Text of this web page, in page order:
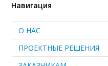
Навигация
О НАС
ПРОЕКТНЫЕ РЕШЕНИЯ